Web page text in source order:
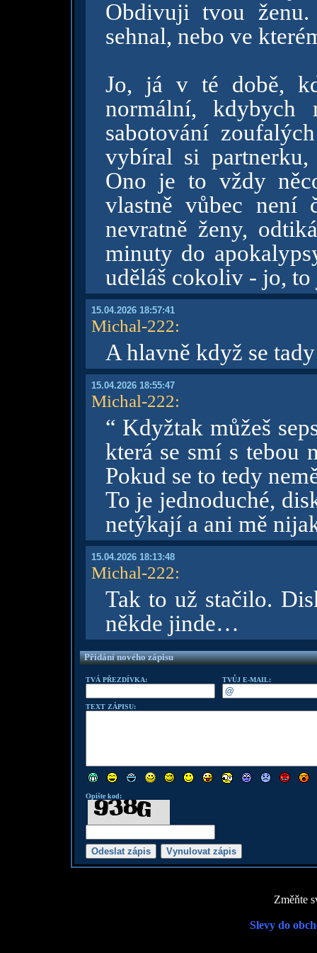
Obdivuji tvou
sehnal, nebo ve
Jo, já v té době,
normální,
sabotování
vybíral si
Ono je to vždy
vlastně vůbec není
nevratně ženy,
minuty do
uděláš cokoliv - jo,
15.04.2026 18:57:41
Michal-222:
A hlavně když se
15.04.2026 18:55:47
Michal-222:
“ Kdyžtak můžeš
která se smí s tebou
Pokud se to tedy
To je jednoduché,
netýkají a ani mě
15.04.2026 18:13:48
Michal-222:
Tak to už stačilo.
někde jinde…
Přidání nového zápisu
TVÁ PŘEZDÍVKA: TVŮJ E-MAIL:
TEXT ZÁPISU:
Opište kod:
Změňte
Slevy do